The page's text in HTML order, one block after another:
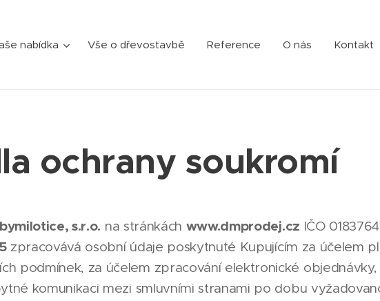
nabídka Vše o dřevostavbě Reference O nás Kontakt
ochrany soukromí
s.r.o. na stránkách www.dmprodej.cz IČO
zpracovává osobní údaje poskytnuté Kupujícím za účelem
podmínek, za účelem zpracování elektronické objednávky,
komunikaci mezi smluvními stranami po dobu